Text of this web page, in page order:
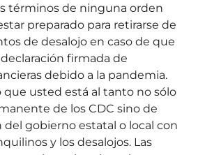
términos de ninguna orden
preparado para retirarse de
de desalojo en caso de que
firmada de
debido a la pandemia.
usted está al tanto no sólo
de los CDC sino de
gobierno estatal o local con
y los desalojos. Las